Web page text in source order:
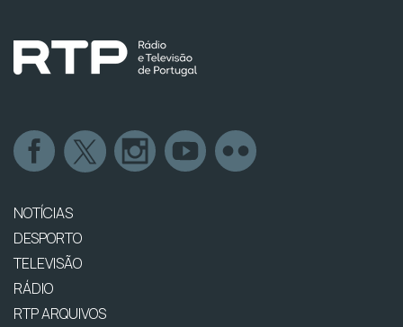
NOTÍCIAS
DESPORTO
TELEVISÃO
RÁDIO
RTP ARQUIVOS